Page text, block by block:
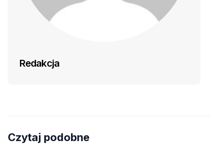
Redakcja
Czytaj podobne